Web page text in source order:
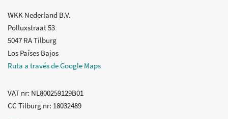
WKK Nederland B.V.
Polluxstraat 53
5047 RA Tilburg
Los Países Bajos
Ruta a través de Google Maps
VAT nr: NL800259129B01
CC Tilburg nr: 18032489